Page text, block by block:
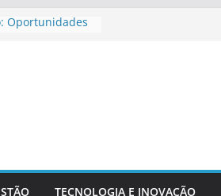
Oportunidades
TECNOLOGIA E INOVAÇÃO